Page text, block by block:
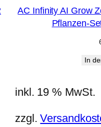
AC Infinity AI Grow
Pflanzen-
In
inkl. 19 % MwSt.
zzgl.